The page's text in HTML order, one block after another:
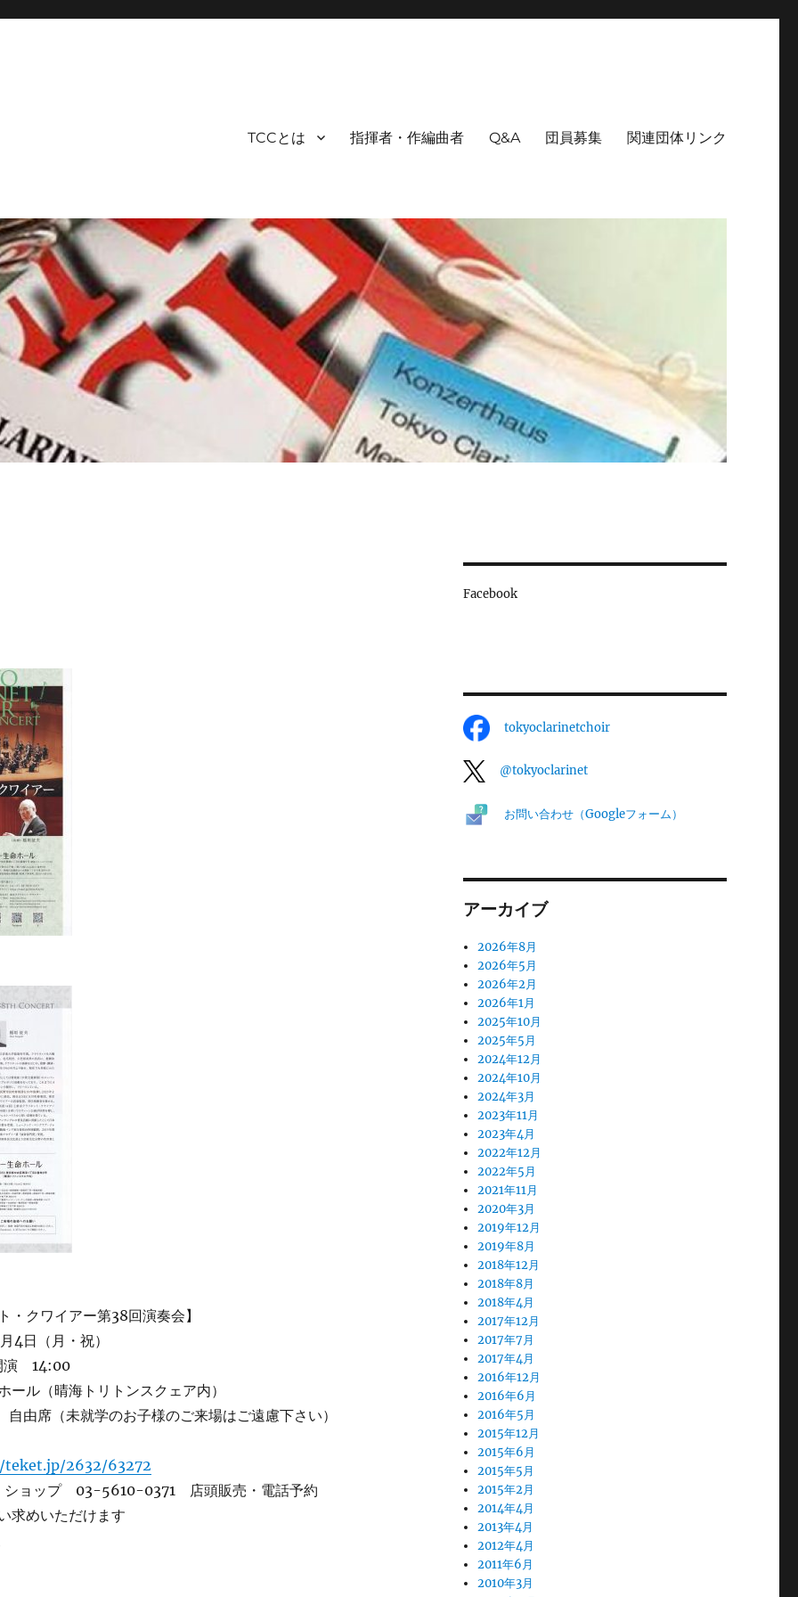
TCCとは 指揮者・作編曲者 Q&A 団員募集 関連団体リンク
・クワイアー第38回演奏会】
日（月・祝）
14:00
ル（晴海トリトンスクェア内）
由席（未就学のお子様のご来場はご遠慮下さい）
2632/63272
ショップ 03-5610-0371 店頭販売・電話予約
求めいただけます
Facebook
tokyoclarinetchoir
@tokyoclarinet
お問い合わせ（Googleフォーム）
アーカイブ
2026年8月
2026年5月
2026年2月
2026年1月
2025年10月
2025年5月
2024年12月
2024年10月
2024年3月
2023年11月
2023年4月
2022年12月
2022年5月
2021年11月
2020年3月
2019年12月
2019年8月
2018年12月
2018年8月
2018年4月
2017年12月
2017年7月
2017年4月
2016年12月
2016年6月
2016年5月
2015年12月
2015年6月
2015年5月
2015年2月
2014年4月
2013年4月
2012年4月
2011年6月
2010年3月